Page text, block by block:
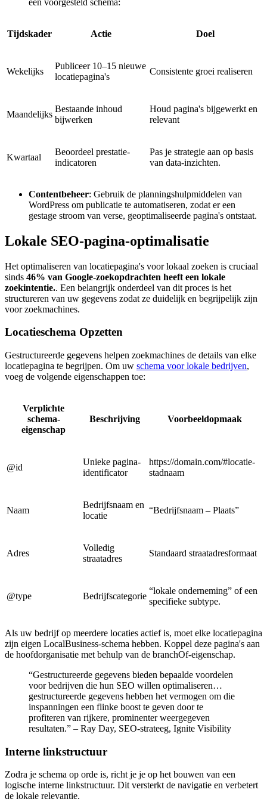
Tijdskader Actie Doel
Wekelijks
Publiceer 10–15 nieuwe
locatiepagina's
Consistente groei realiseren
Maandelijks
Bestaande inhoud
bijwerken
Houd pagina's bijgewerkt en
relevant
Kwartaal
Beoordeel prestatie-
indicatoren
Pas je strategie aan op basis
van data-inzichten.
Contentbeheer: Gebruik de planningshulpmiddelen van
WordPress om publicatie te automatiseren, zodat er een
gestage stroom van verse, geoptimaliseerde pagina's ontstaat.
Lokale SEO-pagina-optimalisatie
Het optimaliseren van locatiepagina's voor lokaal zoeken is cruciaal
sinds 46% van Google-zoekopdrachten heeft een lokale
zoekintentie.. Een belangrijk onderdeel van dit proces is het
structureren van uw gegevens zodat ze duidelijk en begrijpelijk zijn
voor zoekmachines.
Locatieschema Opzetten
Gestructureerde gegevens helpen zoekmachines de details van elke
locatiepagina te begrijpen. Om uw schema voor lokale bedrijven,
voeg de volgende eigenschappen toe:
Verplichte
schema-
eigenschap
Beschrijving Voorbeeldopmaak
@id
Unieke pagina-
identificator
https://domain.com/#locatie-
stadnaam
Naam
Bedrijfsnaam en
locatie
“Bedrijfsnaam – Plaats”
Adres
Volledig
straatadres
Standaard straatadresformaat
@type Bedrijfscategorie
“lokale onderneming” of een
specifieke subtype.
Als uw bedrijf op meerdere locaties actief is, moet elke locatiepagina
zijn eigen LocalBusiness-schema hebben. Koppel deze pagina's aan
de hoofdorganisatie met behulp van de branchOf-eigenschap.
“Gestructureerde gegevens bieden bepaalde voordelen
voor bedrijven die hun SEO willen optimaliseren…
gestructureerde gegevens hebben het vermogen om die
inspanningen een flinke boost te geven door te
profiteren van rijkere, prominenter weergegeven
resultaten.” – Ray Day, SEO-strateeg, Ignite Visibility
Interne linkstructuur
Zodra je schema op orde is, richt je je op het bouwen van een
logische interne linkstructuur. Dit versterkt de navigatie en verbetert
de lokale relevantie.